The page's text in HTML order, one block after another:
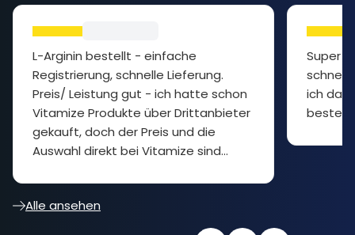
L-Arginin bestellt - einfache
Registrierung, schnelle Lieferung.
Preis/ Leistung gut - ich hatte schon
Vitamize Produkte über Drittanbieter
gekauft, doch der Preis und die
Auswahl direkt bei Vitamize sind
Super
ich das
Alle ansehen